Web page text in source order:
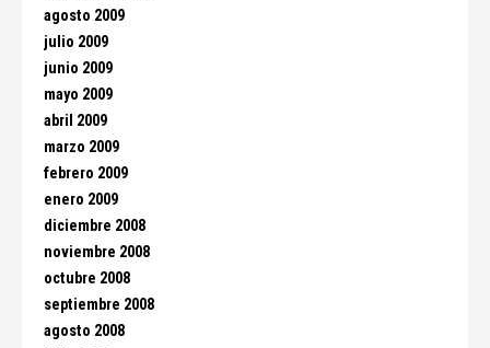
agosto 2009
julio 2009
junio 2009
mayo 2009
abril 2009
marzo 2009
febrero 2009
enero 2009
diciembre 2008
noviembre 2008
octubre 2008
septiembre 2008
agosto 2008